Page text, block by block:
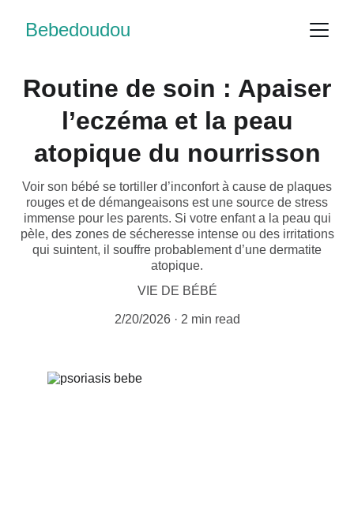
Bebedoudou
Routine de soin : Apaiser
l’eczéma et la peau
atopique du nourrisson
Voir son bébé se tortiller d’inconfort à cause de plaques
rouges et de démangeaisons est une source de stress
immense pour les parents. Si votre enfant a la peau qui
pèle, des zones de sécheresse intense ou des irritations
qui suintent, il souffre probablement d’une dermatite
atopique.
VIE DE BÉBÉ
2/20/2026 2 min read